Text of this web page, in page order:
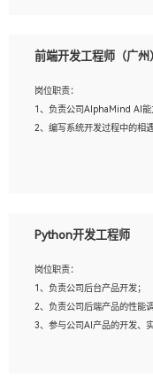
8、有良好的文档编写能力和
岗位要求：
2、熟悉产品及需求规划工具
3、具备良好的交流协调能力
4、有较强的系统需求分析、
前端开发工程师（广州
岗位职责：
1、负责公司AlphaMind AI能
2、编写系统开发过程中的相
3、熟悉react/vue/angular任
5、善于沟通，具有团队意识；
Python开发工程师
岗位职责：
1、负责公司后台产品开发；
2、负责公司后端产品的性能调
3、参与公司AI产品的开发、